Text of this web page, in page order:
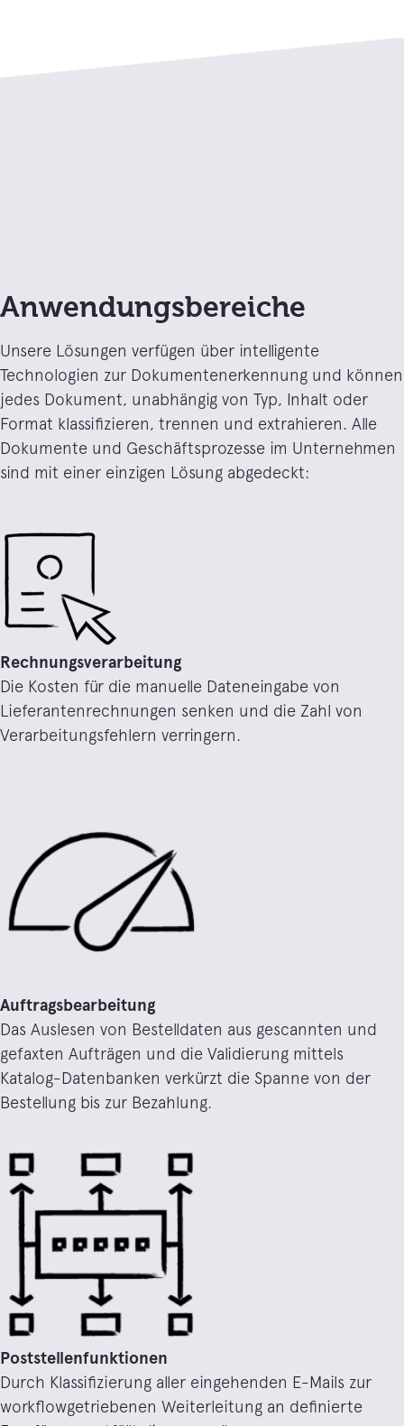
Anwendungsbereiche
Unsere Lösungen verfügen über intelligente
Technologien zur Dokumentenerkennung und können
jedes Dokument, unabhängig von Typ, Inhalt oder
Format klassifizieren, trennen und extrahieren. Alle
Dokumente und Geschäftsprozesse im Unternehmen
sind mit einer einzigen Lösung abgedeckt:
Rechnungsverarbeitung
Die Kosten für die manuelle Dateneingabe von
Lieferantenrechnungen senken und die Zahl von
Verarbeitungsfehlern verringern.
Auftragsbearbeitung
Das Auslesen von Bestelldaten aus gescannten und
gefaxten Aufträgen und die Validierung mittels
Katalog-Datenbanken verkürzt die Spanne von der
Bestellung bis zur Bezahlung.
Poststellenfunktionen
Durch Klassifizierung aller eingehenden E-Mails zur
workflowgetriebenen Weiterleitung an definierte